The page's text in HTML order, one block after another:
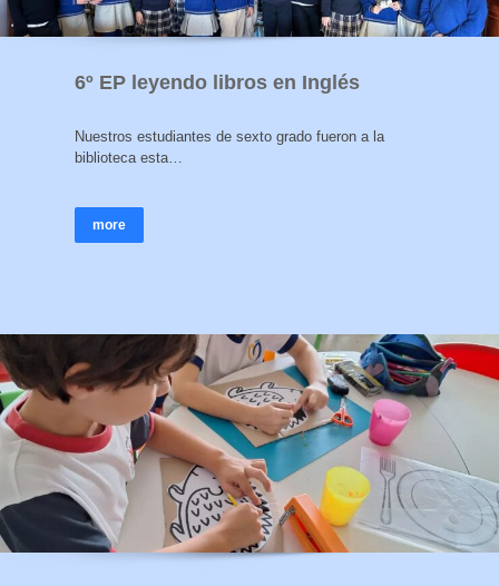
6º EP leyendo libros en Inglés
Nuestros estudiantes de sexto grado fueron a la
biblioteca esta…
more